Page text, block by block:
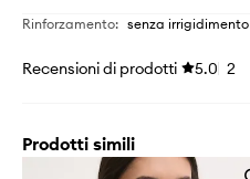
Rinforzamento: senza irrigidimento
Recensioni di prodotti 5.0 2
Prodotti simili